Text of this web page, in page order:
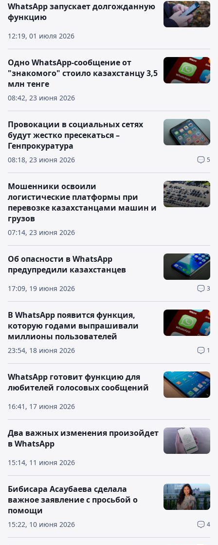
12:19, 01 июля 2026
WhatsApp запускает долгожданную
функцию
08:42, 23 июня 2026
Одно WhatsApp-сообщение от
"знакомого" стоило казахстанцу 3,5
млн тенге
08:18, 23 июня 2026 5
Провокации в социальных сетях
будут жестко пресекаться –
Генпрокуратура
07:14, 23 июня 2026
Мошенники освоили
логистические платформы при
перевозке казахстанцами машин и
грузов
17:09, 19 июня 2026 3
Об опасности в WhatsApp
предупредили казахстанцев
23:54, 18 июня 2026 1
В WhatsApp появится функция,
которую годами выпрашивали
миллионы пользователей
16:41, 17 июня 2026
WhatsApp готовит функцию для
любителей голосовых сообщений
15:14, 11 июня 2026
Два важных изменения произойдет
в WhatsApp
15:22, 10 июня 2026 4
Бибисара Асаубаева сделала
важное заявление с просьбой о
помощи